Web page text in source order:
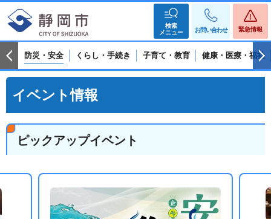
検索
メニュー
お問い合わせ 緊急情報
防災・安全 くらし・手続き 子育て・教育 健康・医療・福祉
イベント情報
ピックアップイベント